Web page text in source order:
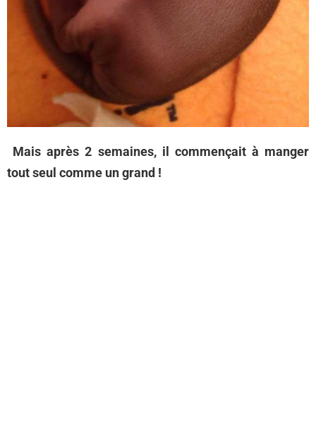
Mais après 2 semaines, il commençait à manger
tout seul comme un grand !